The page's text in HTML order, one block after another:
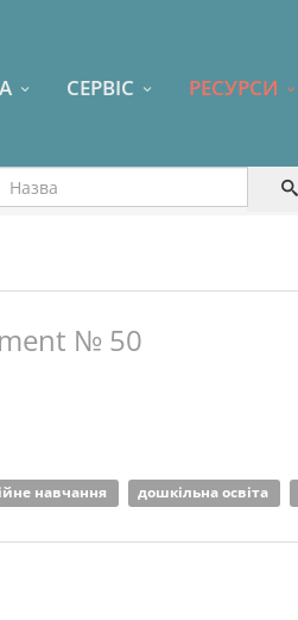
СЕРВІС РЕСУРСИ
№ 50
навчання дошкільна освіта